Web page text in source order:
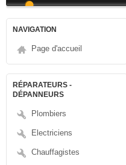
NAVIGATION
Page d'accueil
RÉPARATEURS -
DÉPANNEURS
Plombiers
Electriciens
Chauffagistes